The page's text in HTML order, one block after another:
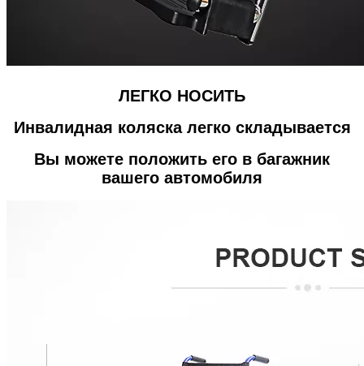
ЛЕГКО НОСИТЬ
Инвалидная коляска легко складывается
Вы можете положить его в багажник
вашего автомобиля